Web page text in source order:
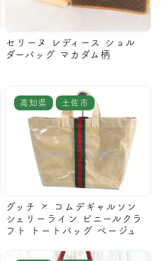
セリーヌ レディース ショル
ダーバッグ マカダム柄
高知県 土佐市
グッチ × コムデギャルソン
シェリーライン ビニールクラ
フト トートバッグ ベージュ